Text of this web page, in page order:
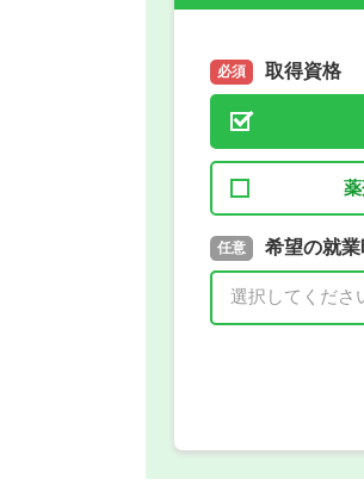
必須 取得資格
必須 取得予定年
任意 希望の就業